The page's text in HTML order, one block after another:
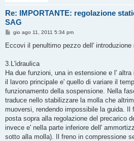
Re: IMPORTANTE: regolazione
SAG
M
s
g
i
o
gio ago 11, 2011 5:34 pm
Eccovi il penultimo pezzo dell' introduzione
3.L'idraulica
Ha due funzioni, una in estensione e l' altra
il lavoro principale e' quello di variare il
funzionamento della sospensione. Nella
traduce nello stabilizzare la molla che
muoversi, rendendo impossibile la guida. Il
posta sopra alla regolazione del precarico
invece e' nella parte inferiore dell'
sotto alla molla). Il freno in compressione